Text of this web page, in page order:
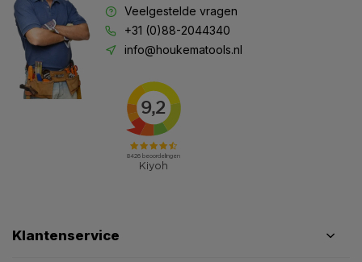
Veelgestelde vragen
+31 (0)88-2044340
info@houkematools.nl
Klantenservice